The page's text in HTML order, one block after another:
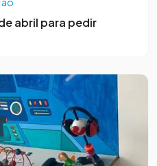
abril para pedir